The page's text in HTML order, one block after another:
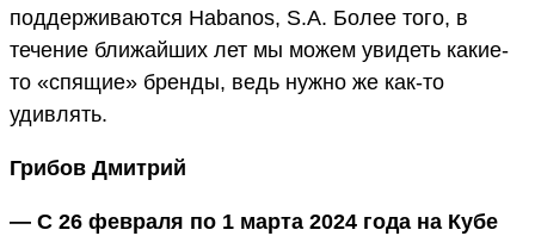
поддерживаются Habanos, S.A. Более того, в
течение ближайших лет мы можем увидеть какие-
то «спящие» бренды, ведь нужно же как-то
удивлять.
Грибов Дмитрий
— C 26 февраля по 1 марта 2024 года на Кубе